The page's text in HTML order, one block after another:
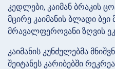
კედლები, კაიმან ბრაკის
მცირე კაიმანის ბლადი ბეი
მრავალფეროვანი ზღვის
კაიმანის კუნძულებმა
შეიტანეს კარიბებში